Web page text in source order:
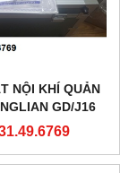
NỘI KHÍ QUẢN
GD/J16